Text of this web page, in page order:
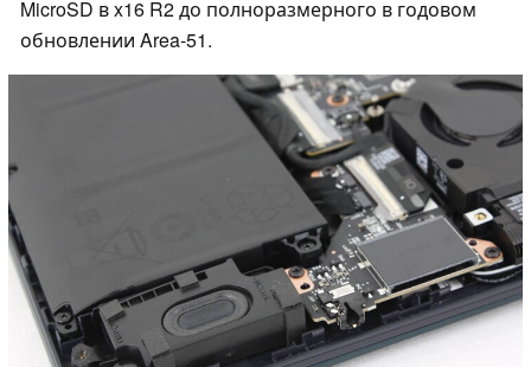
MicroSD в x16 R2 до полноразмерного в годовом
обновлении Area-51.